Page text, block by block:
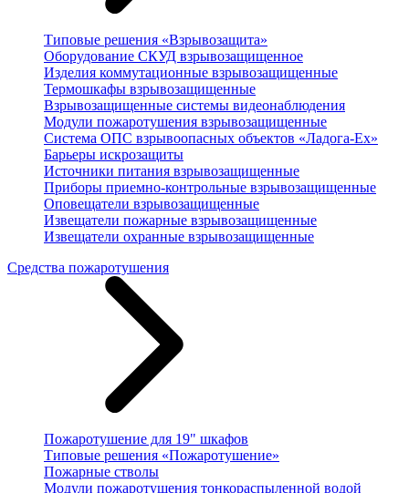
Типовые решения «Взрывозащита»
Оборудование СКУД взрывозащищенное
Изделия коммутационные взрывозащищенные
Термошкафы взрывозащищенные
Взрывозащищенные системы видеонаблюдения
Модули пожаротушения взрывозащищенные
Система ОПС взрывоопасных объектов «Ладога-Ex»
Барьеры искрозащиты
Источники питания взрывозащищенные
Приборы приемно-контрольные взрывозащищенные
Оповещатели взрывозащищенные
Извещатели пожарные взрывозащищенные
Извещатели охранные взрывозащищенные
Средства пожаротушения
Пожаротушение для 19" шкафов
Типовые решения «Пожаротушение»
Пожарные стволы
Модули пожаротушения тонкораспыленной водой